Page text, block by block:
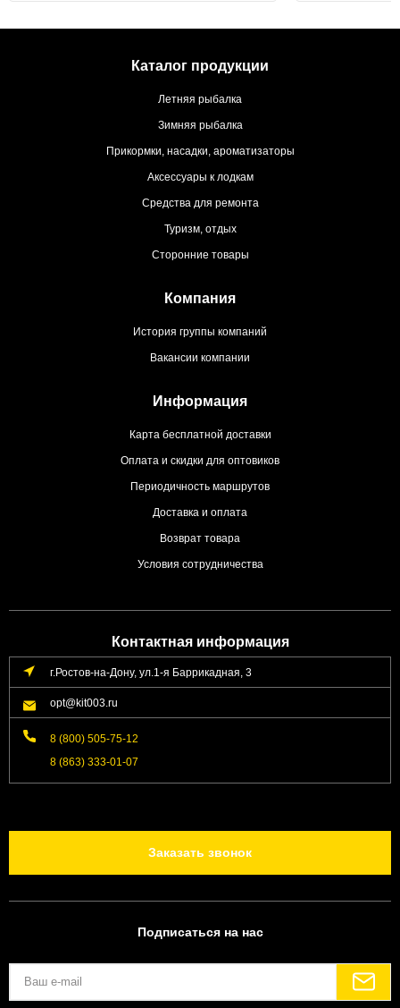
Каталог продукции
Летняя рыбалка
Зимняя рыбалка
Прикормки, насадки, ароматизаторы
Аксессуары к лодкам
Средства для ремонта
Туризм, отдых
Сторонние товары
Компания
История группы компаний
Вакансии компании
Информация
Карта бесплатной доставки
Оплата и скидки для оптовиков
Периодичность маршрутов
Доставка и оплата
Возврат товара
Условия сотрудничества
Контактная информация
г.Ростов-на-Дону, ул.1-я Баррикадная, 3
opt@kit003.ru
8 (800) 505-75-12
8 (863) 333-01-07
Заказать звонок
Подписаться на нас